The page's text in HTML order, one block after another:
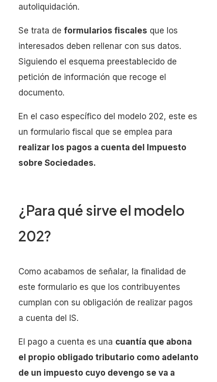
autoliquidación.
Se trata de formularios fiscales que los
interesados deben rellenar con sus datos.
Siguiendo el esquema preestablecido de
petición de información que recoge el
documento.
En el caso específico del modelo 202, este es
un formulario fiscal que se emplea para
realizar los pagos a cuenta del Impuesto
sobre Sociedades.
¿Para qué sirve el modelo
202?
Como acabamos de señalar, la finalidad de
este formulario es que los contribuyentes
cumplan con su obligación de realizar pagos
a cuenta del IS.
El pago a cuenta es una cuantía que abona
el propio obligado tributario como adelanto
de un impuesto cuyo devengo se va a